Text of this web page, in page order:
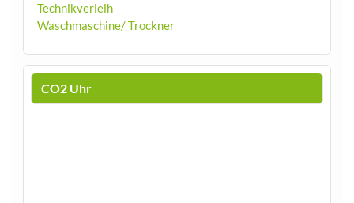
Technikverleih
Waschmaschine/ Trockner
CO2 Uhr